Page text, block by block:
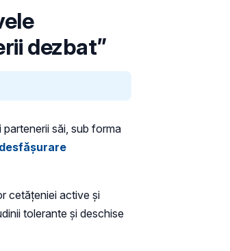
dezbat”
săi, sub forma
cetăţeniei active şi
tolerante şi deschise